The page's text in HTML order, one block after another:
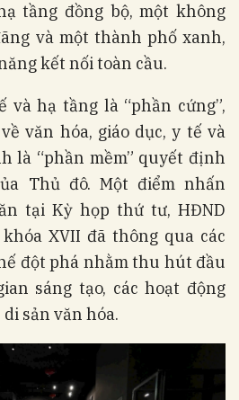
tầng đồng bộ, một không
và một thành phố xanh,
kết nối toàn cầu.
và hạ tầng là “phần cứng”,
văn hóa, giáo dục, y tế và
là “phần mềm” quyết định
Thủ đô. Một điểm nhấn
tại Kỳ họp thứ tư, HĐND
XVII đã thông qua các
đột phá nhằm thu hút đầu
sáng tạo, các hoạt động
sản văn hóa.